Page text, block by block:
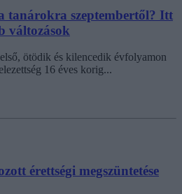
tanárokra szeptembertől? Itt
változások
ötödik és kilencedik évfolyamon
16 éves korig...
érettségi megszüntetése